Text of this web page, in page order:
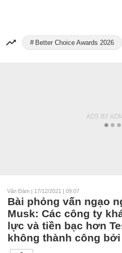
Better Choice Awards 2026
Vân Đàm | 17/12/2021 | 09:07
Bài phỏng vấn ngạo
Musk: Các công ty
lực và tiền bạc hơn
không thành công